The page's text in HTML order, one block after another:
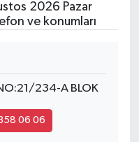
2026 Pazar
ve konumları
234-A BLOK
06 06